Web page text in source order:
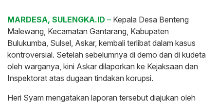
MARDESA, SULENGKA.ID – Kepala Desa Benteng
Malewang, Kecamatan Gantarang, Kabupaten
Bulukumba, Sulsel, Askar, kembali terlibat dalam kasus
kontroversial. Setelah sebelumnya di demo dan di kudeta
oleh warganya, kini Askar dilaporkan ke Kejaksaan dan
Inspektorat atas dugaan tindakan korupsi.
Heri Syam mengatakan laporan tersebut diajukan oleh